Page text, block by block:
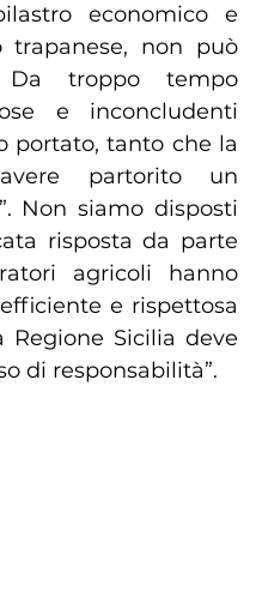
economico e
non può
Da troppo tempo
e inconcludenti
portato, tanto che la
partorito un
Non siamo disposti
risposta da parte
agricoli hanno
e rispettosa
Sicilia deve
di responsabilità”.